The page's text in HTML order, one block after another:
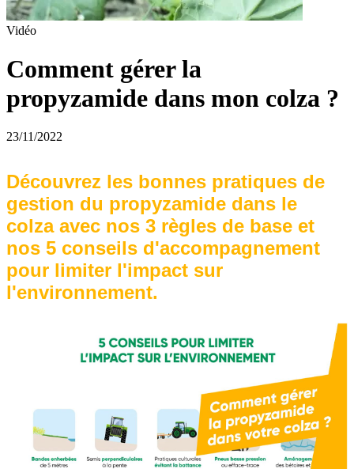
Vidéo
Comment gérer la
propyzamide dans mon colza ?
23/11/2022
Découvrez les bonnes pratiques de
gestion du propyzamide dans le
colza avec nos 3 règles de base et
nos 5 conseils d'accompagnement
pour limiter l'impact sur
l'environnement.